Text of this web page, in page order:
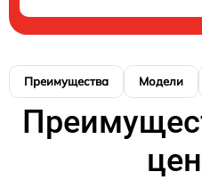
Преимущества Модели